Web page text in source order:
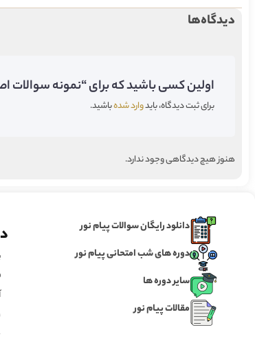
دیدگاه‌ها
اولین کسی باشید که برای “نمونه سوالات
برای ثبت دیدگاه، بایدوارد شدهباشید.
هنوز هیچ دیدگاهی وجود ندارد.
دانلود رایگان سوالات پیام نور
دوره های شب امتحانی پیام نور
سایر دوره ها
مقالات پیام نور